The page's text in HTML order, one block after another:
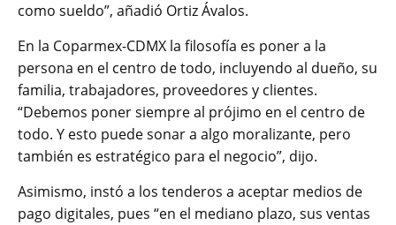
como sueldo”, añadió Ortiz Ávalos.
En la Coparmex-CDMX la filosofía es poner a la
persona en el centro de todo, incluyendo al dueño, su
familia, trabajadores, proveedores y clientes.
“Debemos poner siempre al prójimo en el centro de
todo. Y esto puede sonar a algo moralizante, pero
también es estratégico para el negocio”, dijo.
Asimismo, instó a los tenderos a aceptar medios de
pago digitales, pues “en el mediano plazo, sus ventas